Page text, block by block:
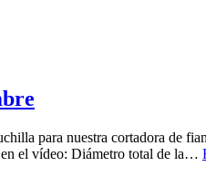
para nuestra cortadora de
en el vídeo: Diámetro total de la…